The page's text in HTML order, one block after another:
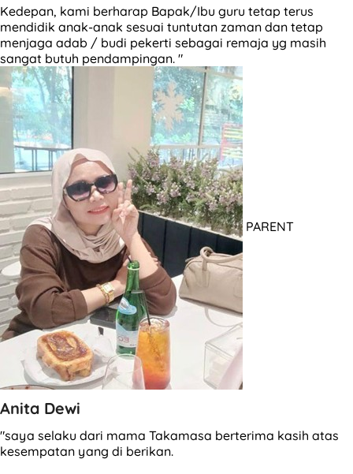
Kedepan, kami berharap Bapak/Ibu guru tetap terus
mendidik anak-anak sesuai tuntutan zaman dan tetap
menjaga adab / budi pekerti sebagai remaja yg masih
sangat butuh pendampingan. "
PARENT
Anita Dewi
"saya selaku dari mama Takamasa berterima kasih atas
kesempatan yang di berikan.